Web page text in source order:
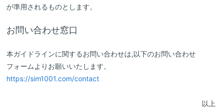
が準用されるものとします。
お問い合わせ窓口
本ガイドラインに関するお問い合わせは,以下のお問い合わせ
フォームよりお願いいたします。
https://sim1001.com/contact
以上